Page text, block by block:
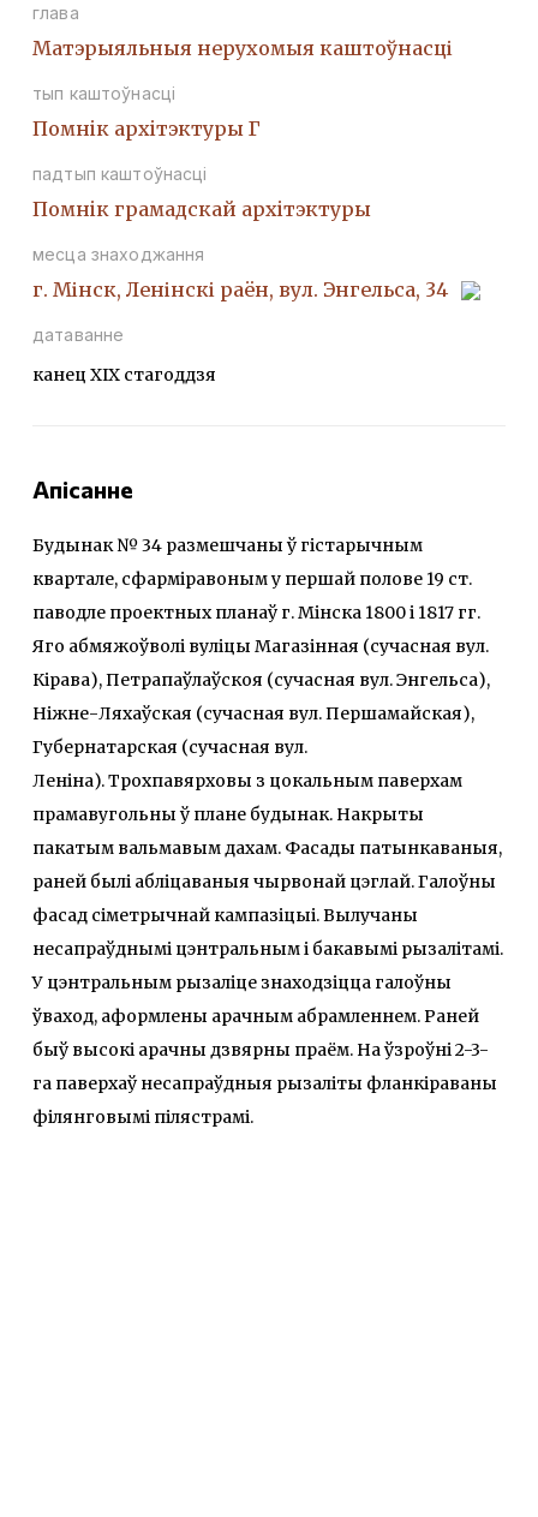
глава
Матэрыяльныя нерухомыя каштоўнасці
тып каштоўнасці
Помнiк архiтэктуры Г
падтып каштоўнасці
Помнiк грамадскай архiтэктуры
месца знаходжання
г. Мінск, Ленінскі раён, вул. Энгельса, 34
датаванне
канец ХІХ стагоддзя
Апісанне
Будынак № 34 размешчаны ў гістарычным
квартале, сфарміравоным у першай полове 19 ст.
паводле проектных планаў г. Мінска 1800 і 1817 гг.
Яго абмяжоўволі вуліцы Магазінная (сучасная вул.
Кірава), Петрапаўлаўскоя (сучасная вул. Энгельса),
Ніжне-Ляхаўская (сучасная вул. Першамайская),
Губернатарская (сучасная вул.
Леніна). Трохпавярховы з цокальным паверхам
прамавугольны ў плане будынак. Накрыты
пакатым вальмавым дахам. Фасады патынкаваныя,
раней былі абліцаваныя чырвонай цэглай. Галоўны
фасад сіметрычнай кампазіцыі. Вылучаны
несапраўднымі цэнтральным і бакавымі рызалітамі.
У цэнтральным рызаліце знаходзіцца галоўны
ўваход, аформлены арачным абрамленнем. Раней
быў высокі арачны дзвярны праём. На ўзроўні 2-3-
га паверхаў несапраўдныя рызаліты фланкіраваны
філянговымі пілястрамі.